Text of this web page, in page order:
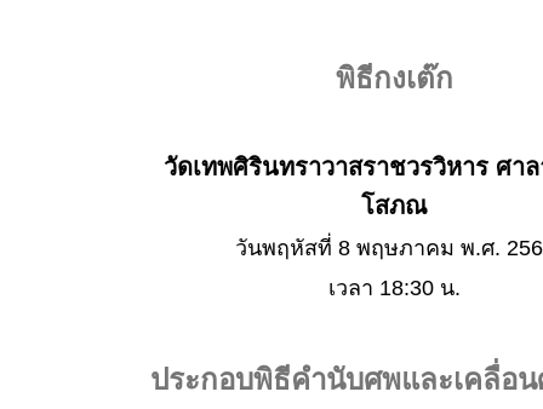
พิธีกงเต๊ก
วัดเทพศิรินทราวาสราชวรวิหาร ศา
โสภณ
วันพฤหัสที่ 8 พฤษภาคม พ.ศ.
เวลา 18:30 น.
ประกอบพิธีคำนับศพและเคลื่อน